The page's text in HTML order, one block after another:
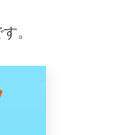
。